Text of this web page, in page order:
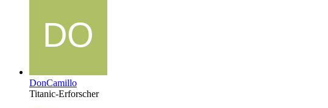
DonCamillo
Titanic-Erforscher